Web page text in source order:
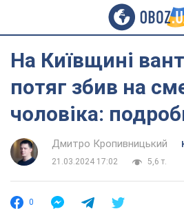
На Київщині
потяг збив на
чоловіка:
Дмитро Кропивницький
21.03.2024 17:02
5,6 т.
0